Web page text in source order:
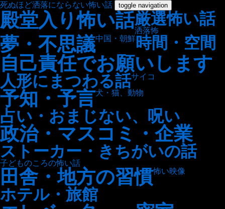
死ぬほど洒落にならない怖い話 toggle navigation
殿堂入り怖い話厳選怖い話
洒落怖
夢・不思議中国・朝鮮 時間・空間
自己責任でお願いします
人形にまつわる話サイコ
予知・予言犬・猫、動物
占い・おまじない、呪い
政治・マスコミ・企業
ストーカー・きちがいの話
子どものころの怖い話
田舎・地方の習慣怖い映像
ホテル・旅館